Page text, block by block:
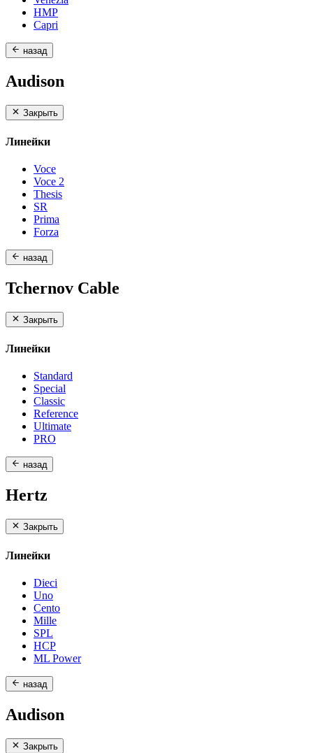
HMP
Capri
назад
Audison
Закрыть
Линейки
Voce
Voce 2
Thesis
SR
Prima
Forza
назад
Tchernov Cable
Закрыть
Линейки
Standard
Special
Classic
Reference
Ultimate
PRO
назад
Hertz
Закрыть
Линейки
Dieci
Uno
Cento
Mille
SPL
HCP
ML Power
назад
Audison
Закрыть